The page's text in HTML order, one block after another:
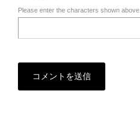
Please enter the characters shown above.